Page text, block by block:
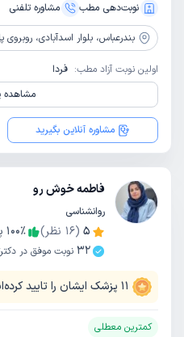
نوبت‌دهی مطب
مشاوره‌ تلفنی
بندرعباس، بلوار اسدآبادی، روبروی پاساژ طباطبایی،
اولین نوبت آزاد مطب: فردا
مشاهده
مشاوره آنلاین بگیرید
فاطمه خوش رو
روانشناسی
5
(
16 نظر) 100٪
32 نوبت موفق در
11 پزشک ایشان را تایید
کمترین معطلی